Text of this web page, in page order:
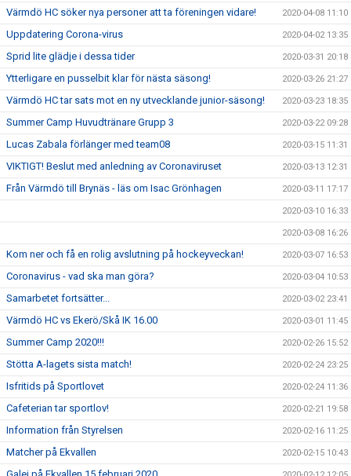
Värmdö HC söker nya personer att ta föreningen vidare! 2020-04-08 11:10
Uppdatering Corona-virus 2020-04-02 13:35
Sprid lite glädje i dessa tider 2020-03-31 20:18
Ytterligare en pusselbit klar för nästa säsong! 2020-03-26 21:27
Värmdö HC tar sats mot en ny utvecklande junior-säsong! 2020-03-23 18:35
Summer Camp Huvudtränare Grupp 3 2020-03-22 09:28
Lucas Zabala förlänger med team08 2020-03-15 11:31
VIKTIGT! Beslut med anledning av Coronaviruset 2020-03-13 12:31
Från Värmdö till Brynäs - läs om Isac Grönhagen 2020-03-11 17:17
2020-03-10 16:33
2020-03-08 16:26
Kom ner och få en rolig avslutning på hockeyveckan! 2020-03-07 16:53
Coronavirus - vad ska man göra? 2020-03-04 10:53
Samarbetet fortsätter... 2020-03-02 23:41
Värmdö HC vs Ekerö/Skå IK 16.00 2020-03-01 11:45
Summer Camp 2020!!! 2020-02-26 15:52
Stötta A-lagets sista match! 2020-02-24 23:25
Isfritids på Sportlovet 2020-02-24 11:36
Cafeterian tar sportlov! 2020-02-21 19:58
Information från Styrelsen 2020-02-16 11:25
Matcher på Ekvallen 2020-02-15 10:43